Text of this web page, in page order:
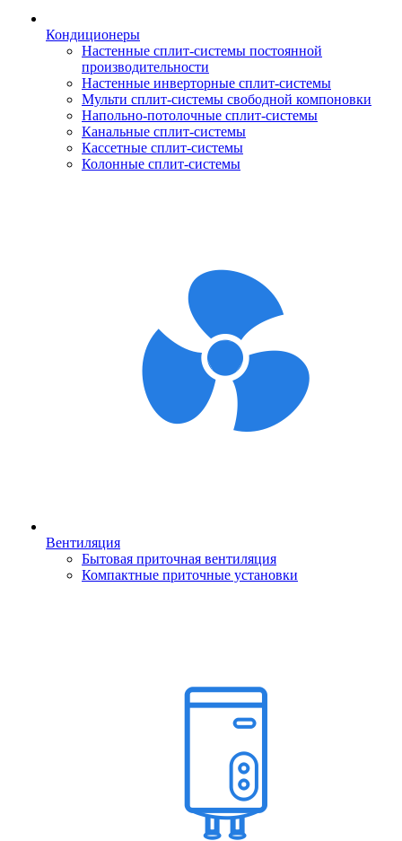
Кондиционеры
Настенные сплит-системы постоянной
производительности
Настенные инверторные сплит-системы
Мульти сплит-системы свободной компоновки
Напольно-потолочные сплит-системы
Канальные сплит-системы
Кассетные сплит-системы
Колонные сплит-системы
Вентиляция
Бытовая приточная вентиляция
Компактные приточные установки